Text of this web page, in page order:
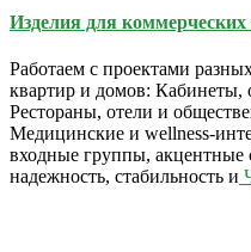
Изделия для коммерческих
Работаем с проектами
квартир и домов: Кабинеты,
Рестораны, отели и
Медицинские и wellness-
входные группы, акцентные
надежность, стабильность и